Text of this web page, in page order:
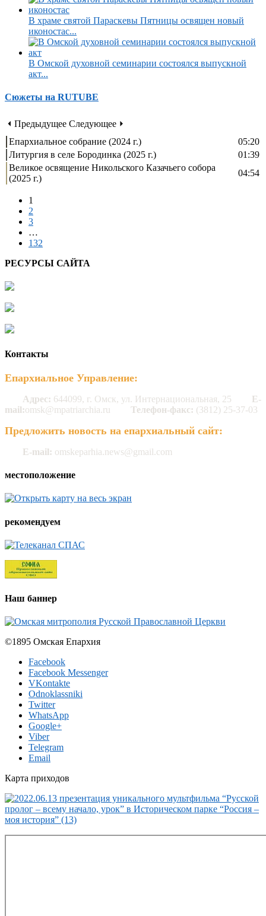
В храме святой Параскевы Пятницы освящен новый
иконостас...
В Омской духовной семинарии состоялся выпускной
акт...
Сюжеты на RUTUBE
⏴ Предыдущее Следующее ⏵
Епархиальное собрание (2024 г.)
05:20
Литургия в селе Бородинка (2025 г.)
01:39
Великое освящение Никольского Казачьего собора
(2025 г.)
04:54
1
2
3
…
132
РЕСУРСЫ САЙТА
Контакты
Епархиальное Управление:
Адрес: 644099, г. Омск, ул. Интернациональная, 25
E-
mail:omsk@mpatriarchia.ru Телефон-факс: (3812) 25-37-03
Предложить новость на епархиальный сайт:
E-mail: omskeparhia.news@gmail.com
местоположение
рекомендуем
Наш баннер
©1895 Омская Епархия
Facebook
Facebook Messenger
VKontakte
Odnoklassniki
Twitter
WhatsApp
Google+
Viber
Telegram
Email
Карта приходов